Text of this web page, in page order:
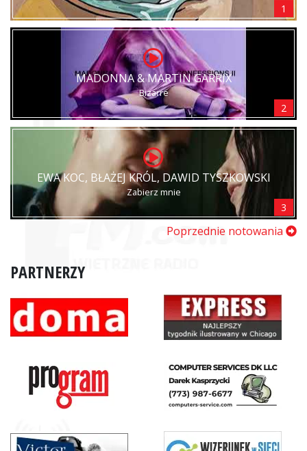
1
MADONNA & MARTIN GARRIX
Bizarre
2
EWA KOC, BŁAŻEJ KRÓL, DAWID TYSZKOWSKI
Zabierz mnie
3
Poprzednie notowania
PARTNERZY